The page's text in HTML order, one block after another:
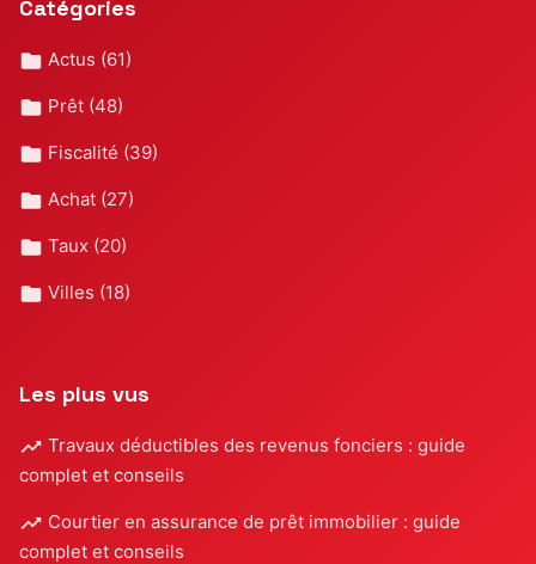
Catégories
Actus (61)
Prêt (48)
Fiscalité (39)
Achat (27)
Taux (20)
Villes (18)
Les plus vus
Travaux déductibles des revenus fonciers : guide
complet et conseils
Courtier en assurance de prêt immobilier : guide
complet et conseils